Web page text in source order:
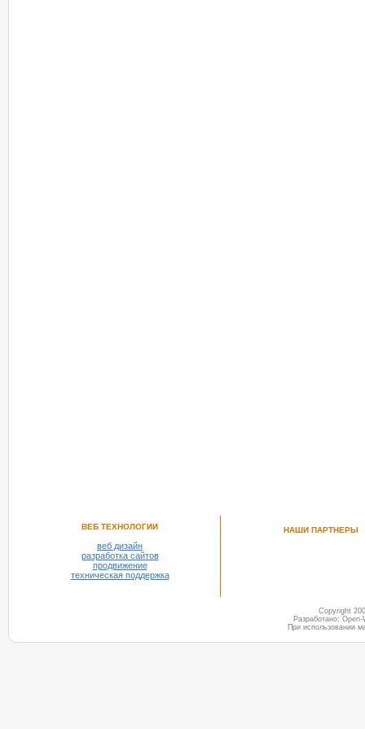
ВЕБ ТЕХНОЛОГИИ
веб дизайн
разработка сайтов
продвижение
техническая поддержка
НАШИ ПАРТНЕРЫ
Copyright
Разработано:
При использовании